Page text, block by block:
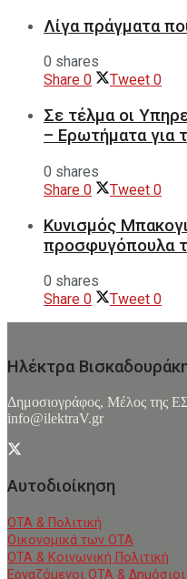
Λίγα πράγματα
0 shares
Share 0 Tweet 0
Σε τέλμα οι
– Ερωτήματα για
0 shares
Share 0 Tweet 0
Κυνισμός
προσφυγόπουλα
0 shares
Share 0 Tweet 0
Ηλέκτρα
Δημοσιογράφος, Μέλος της
info@ilektraV.gr
Αυτοδιοίκηση
ΟΤΑ & Πολιτική
Οικονομικά των ΟΤΑ
ΟΤΑ & Κοινωνική Πολιτική
Εργαζόμενοι ΟΤΑ &